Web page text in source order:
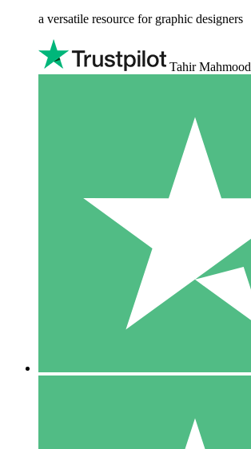
a versatile resource for graphic designers
Tahir Mahmood